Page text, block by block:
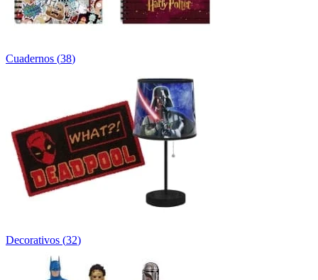
Cuadernos (38)
Decorativos (32)